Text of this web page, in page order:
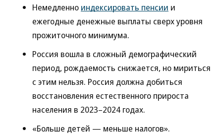
Немедленно индексировать пенсии и
ежегодные денежные выплаты сверх уровня
прожиточного минимума.
Россия вошла в сложный демографический
период, рождаемость снижается, но мириться
с этим нельзя. Россия должна добиться
восстановления естественного прироста
населения в 2023–2024 годах.
«Больше детей — меньше налогов».